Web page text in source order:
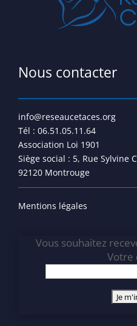
Nous contacter
info@reseaucetaces.org
Tél : 06.51.05.11.64
Association Loi 1901
Siège social : 5, Rue Sylvine
92120 Montrouge
Mentions légales
Vous souhaitez
Votre